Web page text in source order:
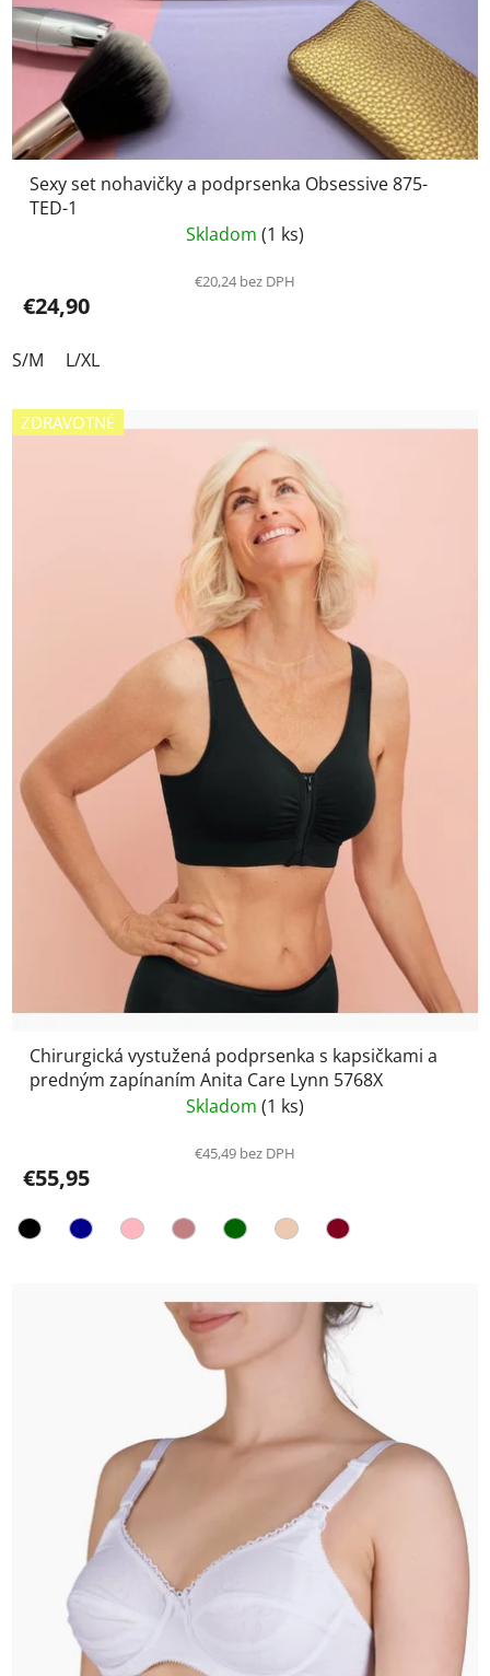
Sexy set nohavičky a podprsenka Obsessive 875-
TED-1
Skladom (1 ks)
€20,24 bez DPH
€24,90
S/M L/XL
ZDRAVOTNÉ
Chirurgická vystužená podprsenka s kapsičkami a
predným zapínaním Anita Care Lynn 5768X
Skladom (1 ks)
€45,49 bez DPH
€55,95